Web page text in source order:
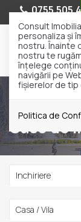
Consult
personaliza și
nostru. Înainte
nostru te
înțelege
navigării pe
fişierelor de tip
Politica de
Case de
Inchiriere
Casa / Vila